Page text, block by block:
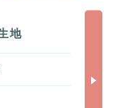
地